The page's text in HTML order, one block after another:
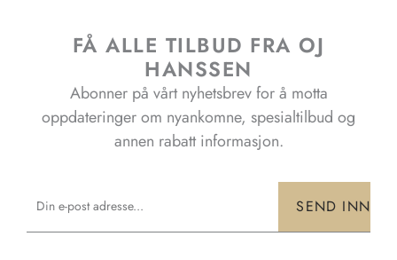
FÅ ALLE TILBUD FRA OJ
HANSSEN
Abonner på vårt nyhetsbrev for å motta
oppdateringer om nyankomne, spesialtilbud og
annen rabatt informasjon.
SEND INN